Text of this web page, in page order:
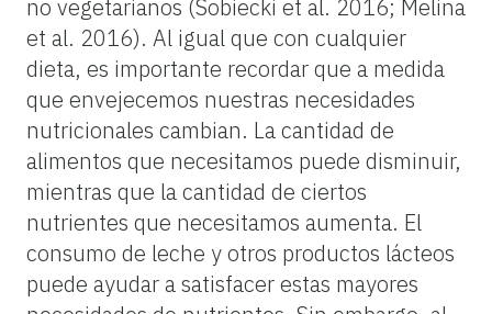
no vegetarianos (Sobiecki et al. 2016; Melina
et al. 2016). Al igual que con cualquier
dieta, es importante recordar que a medida
que envejecemos nuestras necesidades
nutricionales cambian. La cantidad de
alimentos que necesitamos puede disminuir,
mientras que la cantidad de ciertos
nutrientes que necesitamos aumenta. El
consumo de leche y otros productos lácteos
puede ayudar a satisfacer estas mayores